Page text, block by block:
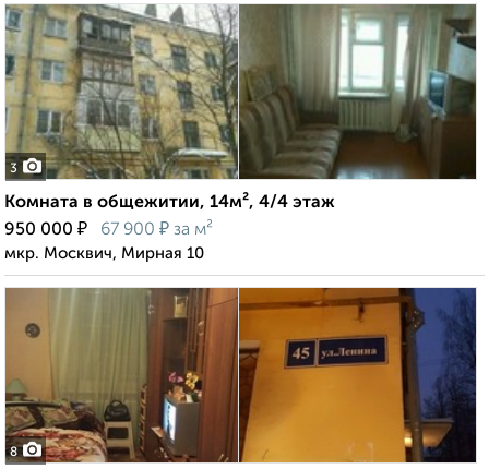
3
Комната в общежитии, 14м², 4/4 этаж
950 000 ₽ 67 900 ₽ за м²
мкр. Москвич, Мирная 10
8